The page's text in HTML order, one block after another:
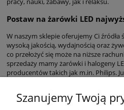
Postaw na żarówki LED
W naszym sklepie oferujemy Ci źródła
wysoką jakością, wydajnością oraz
co przełożyć się może na niższe
sprzedaży mamy żarówki i halogeny
producentów takich jak m.in. Philips.
Szanujemy Twoją